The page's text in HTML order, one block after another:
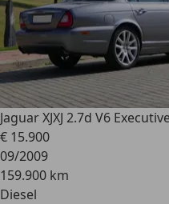
Jaguar XJXJ 2.7d V6
€ 15.900
09/2009
159.900 km
Diesel